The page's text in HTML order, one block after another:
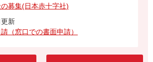
募集(日本赤十字社)
新
（窓口での書面申請）